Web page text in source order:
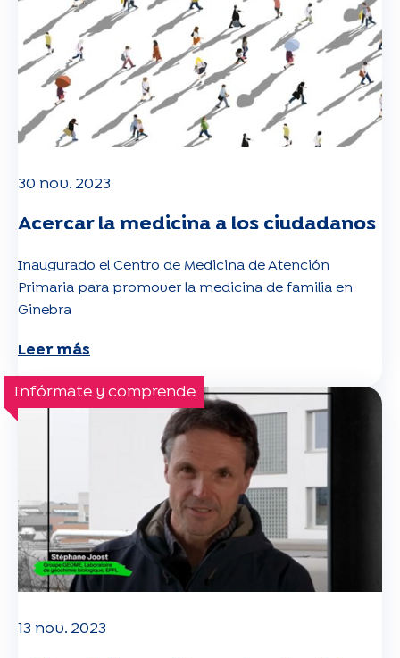
30 nov. 2023
Acercar la medicina a los ciudadanos
Inaugurado el Centro de Medicina de Atención
Primaria para promover la medicina de familia en
Ginebra
Leer más
Infórmate y comprende
13 nov. 2023